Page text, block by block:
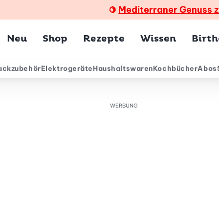
🍋 Mediterraner Genuss
Neu Shop Rezepte Wissen
ElektrogeräteHaushaltswarenKochbücherAbos
WERBUNG